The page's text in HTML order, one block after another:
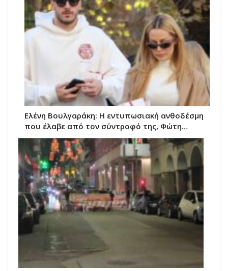
Ελένη Βουλγαράκη: Η εντυπωσιακή ανθοδέσμη
που έλαβε από τον σύντροφό της, Φώτη…